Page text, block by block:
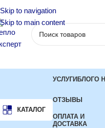
Skip to navigation
Skip to main content
КАТАЛОГ
УСЛУГИБЛОГО
ОТЗЫВЫ
ОПЛАТА И
ДОСТАВКА